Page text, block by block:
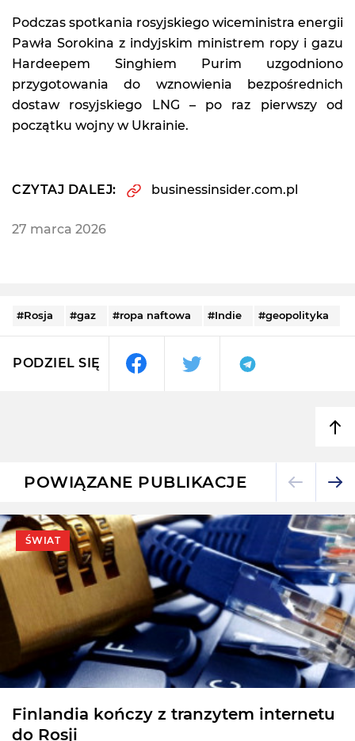
Podczas spotkania rosyjskiego wiceministra energii
Pawła Sorokina z indyjskim ministrem ropy i gazu
Hardeepem Singhiem Purim uzgodniono
przygotowania do wznowienia bezpośrednich
dostaw rosyjskiego LNG – po raz pierwszy od
początku wojny w Ukrainie.
CZYTAJ DALEJ: businessinsider.com.pl
27 marca 2026
#Rosja #gaz #ropa naftowa #Indie #geopolityka
PODZIEL SIĘ
POWIĄZANE PUBLIKACJE
ŚWIAT
MKOl zaprasza do sportowej rywalizacji